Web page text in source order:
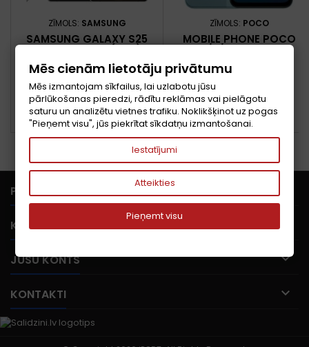
ZĪMOLS: SAMSUNG
SAMSUNG GALAXY S25
DIVAS SIM KARTES
ANDROID 15 5G USB
VEIDS-C 12 GB 1 TB 5000
MAH MELNS, TITĀNS
Cena
1 089,86 €
 Pievienot grozam
Noliktavā pēdējās preces
ZĪMOLS: POCO
MOBILE PHONE POCO
C85/6/128GB GREEN
MZB0LGFEU POCO
Cena
132,16 €
 Pievienot grozam
PIEEJAMS
PRECES 
KOMPĀNIJA 
JŪSU KONTS 
KONTAKTI 
Mēs cienām lietotāju privātumu
Mēs izmantojam sīkfailus, lai uzlabotu jūsu
pārlūkošanas pieredzi, rādītu reklāmas vai pielāgotu
saturu un analizētu vietnes trafiku. Noklikšķinot uz pogas
"Pieņemt visu", jūs piekrītat sīkdatņu izmantošanai.
Iestatījumi
Atteikties
Pieņemt visu